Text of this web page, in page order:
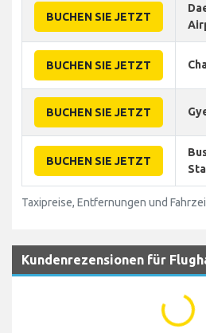
BUCHEN SIE JETZT
BUCHEN SIE JETZT
BUCHEN SIE JETZT
BUCHEN SIE JETZT
Taxipreise, Entfernungen und
Kundenrezensionen für
...